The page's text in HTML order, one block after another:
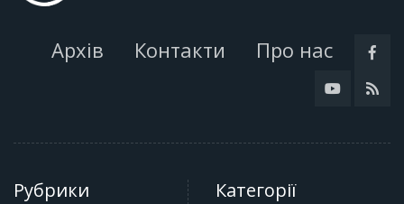
Архів Контакти Про нас
Рубрики Категорії